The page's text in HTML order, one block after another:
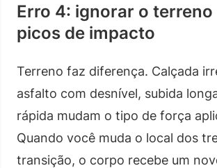
Erro 4: ignorar o terreno
picos de impacto
Terreno faz diferença. Calçada
asfalto com desnível, subida
rápida mudam o tipo de força
Quando você muda o local dos
transição, o corpo recebe um